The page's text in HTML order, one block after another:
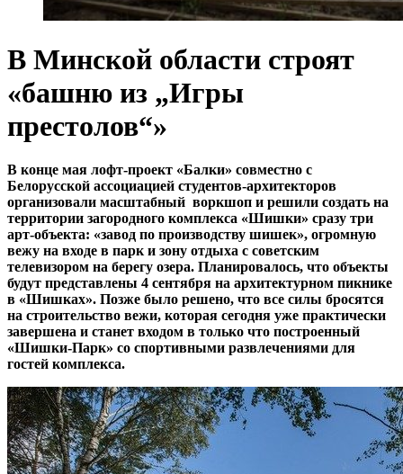
В Минской области строят
«башню из „Игры
престолов“»
В конце мая лофт-проект «Балки» совместно с
Белорусской ассоциацией студентов-архитекторов
организовали масштабный воркшоп и решили создать на
территории загородного комплекса «Шишки» сразу три
арт-объекта: «завод по производству шишек», огромную
вежу на входе в парк и зону отдыха с советским
телевизором на берегу озера. Планировалось, что объекты
будут представлены 4 сентября на архитектурном пикнике
в «Шишках». Позже было решено, что все силы бросятся
на строительство вежи, которая сегодня уже практически
завершена и станет входом в только что построенный
«Шишки-Парк» со спортивными развлечениями для
гостей комплекса.